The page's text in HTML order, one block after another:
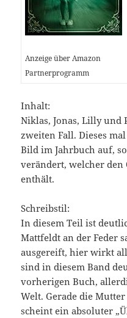
Anzeige über Amazon
Partnerprogramm
Inhalt:
Niklas, Jonas, Lilly
zweiten Fall. Dieses
Bild im Jahrbuch auf,
verändert, welcher den
enthält.
Schreibstil:
In diesem Teil ist
Mattfeldt an der Feder
ausgereift, hier wirkt
sind in diesem Band
vorherigen Buch,
Welt. Gerade die
scheint ein absoluter